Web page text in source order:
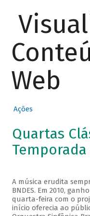
Web
Ações
Quartas
Temporada
A música erudita
BNDES. Em 2010,
quarta-feira com o
início oferecia ao